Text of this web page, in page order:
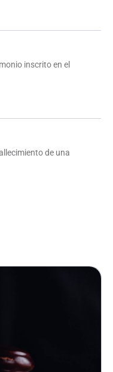
inscrito en el
de una